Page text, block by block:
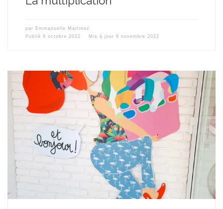
par Emmanuelle Martinez
Publié 9 octobre 2022 Mis à jour 9 novembre 2022
Le pressing Le Flamand Rose m’a contactée pour décorer son sas
d’entrée. J’ai donc dessiné une Fleur de Mamoot chargée de son
linge et habillée de plein de flamands. Le dessin est imprimé sur
du PVC découpé à la forme puis simplement accroché au mur de
briques. Le résultat est […]